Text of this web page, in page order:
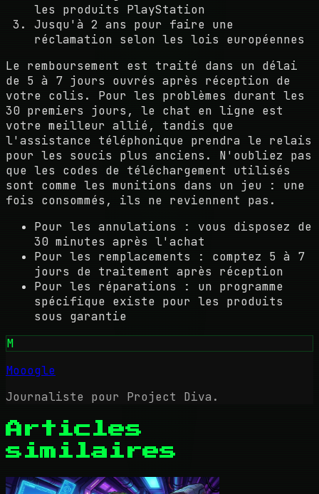
les produits PlayStation
Jusqu'à 2 ans pour faire une
réclamation selon les lois européennes
Le remboursement est traité dans un délai
de 5 à 7 jours ouvrés après réception de
votre colis. Pour les problèmes durant les
30 premiers jours, le chat en ligne est
votre meilleur allié, tandis que
l'assistance téléphonique prendra le relais
pour les soucis plus anciens. N'oubliez pas
que les codes de téléchargement utilisés
sont comme les munitions dans un jeu : une
fois consommés, ils ne reviennent pas.
Pour les annulations : vous disposez de
30 minutes après l'achat
Pour les remplacements : comptez 5 à 7
jours de traitement après réception
Pour les réparations : un programme
spécifique existe pour les produits
sous garantie
M
Mooogle
Journaliste pour Project Diva.
Articles
similaires